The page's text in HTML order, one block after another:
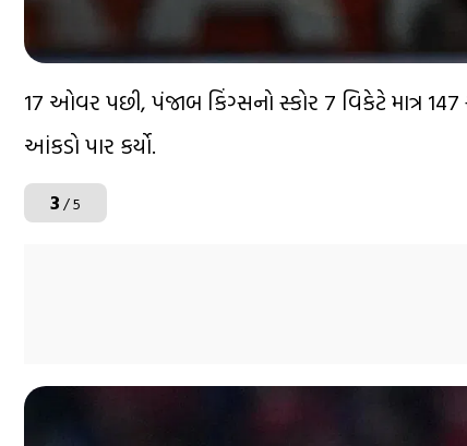
17 ઓવર પછી, પંજાબ કિંગ્સનો સ્કોર 7 વિકેટે માત્ર
આંકડો પાર કર્યો.
3/ 5